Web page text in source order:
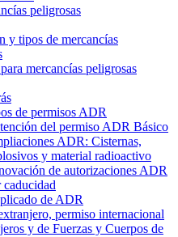
peligrosas
y tipos de mercancías
mercancías peligrosas
de permisos ADR
del permiso ADR Básico
ADR: Cisternas,
y material radioactivo
de autorizaciones ADR
caducidad
de ADR
permiso internacional
y de Fuerzas y Cuerpos de